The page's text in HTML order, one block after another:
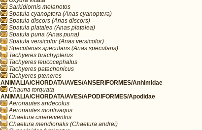
Sarkidiornis melanotos
Spatula cyanoptera (Anas cyanoptera)
Spatula discors (Anas discors)
Spatula platalea (Anas platalea)
Spatula puna (Anas puna)
Spatula versicolor (Anas versicolor)
Speculanas specularis (Anas specularis)
Tachyeres brachypterus
Tachyeres leucocephalus
Tachyeres patachonicus
Tachyeres pteneres
ANIMALIA/CHORDATA/AVES/ANSERIFORMES/Anhimidae
Chauna torquata
ANIMALIA/CHORDATA/AVES/APODIFORMES/Apodidae
Aeronautes andecolus
Aeronautes montivagus
Chaetura cinereiventris
Chaetura meridionalis (Chaetura andrei)